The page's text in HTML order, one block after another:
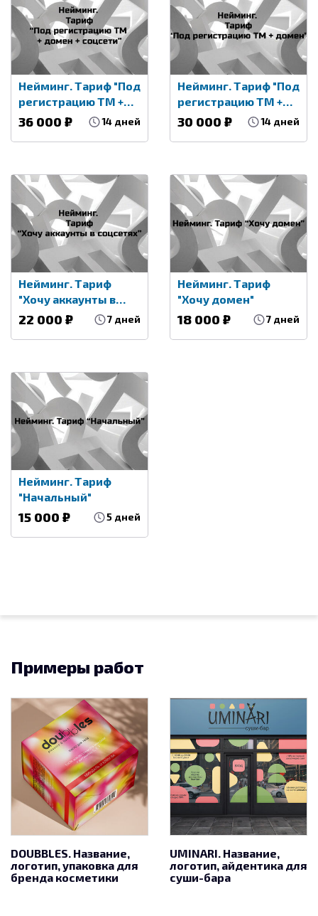
Нейминг. Тариф "Под
регистрацию ТМ +
домен + соцсети"
36 000 ₽ 14 дней
Нейминг. Тариф "Под
регистрацию ТМ +
домен"
30 000 ₽ 14 дней
Нейминг. Тариф
"Хочу аккаунты в
соцсетях"
22 000 ₽ 7 дней
Нейминг. Тариф
"Хочу домен"
18 000 ₽ 7 дней
Нейминг. Тариф
"Начальный"
15 000 ₽ 5 дней
Примеры работ
DOUBBLES. Название,
логотип, упаковка для
бренда косметики
UMINARI. Название,
логотип, айдентика для
суши-бара